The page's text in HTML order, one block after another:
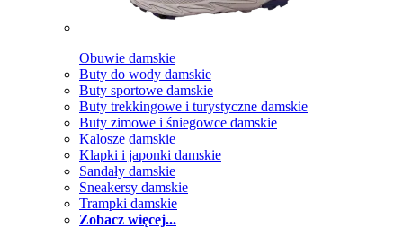
Obuwie damskie
Buty do wody damskie
Buty sportowe damskie
Buty trekkingowe i turystyczne damskie
Buty zimowe i śniegowce damskie
Kalosze damskie
Klapki i japonki damskie
Sandały damskie
Sneakersy damskie
Trampki damskie
Zobacz więcej...